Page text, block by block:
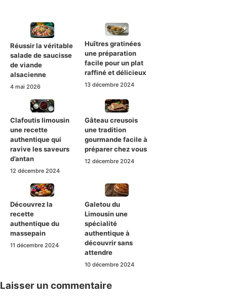
Réussir la véritable
salade de saucisse
de viande
alsacienne
4 mai 2026
Huîtres gratinées
une préparation
facile pour un plat
raffiné et délicieux
13 décembre 2024
Clafoutis limousin
une recette
authentique qui
ravive les saveurs
d’antan
12 décembre 2024
Gâteau creusois
une tradition
gourmande facile à
préparer chez vous
12 décembre 2024
Découvrez la
recette
authentique du
massepain
11 décembre 2024
Galetou du
Limousin une
spécialité
authentique à
découvrir sans
attendre
10 décembre 2024
Laisser un commentaire